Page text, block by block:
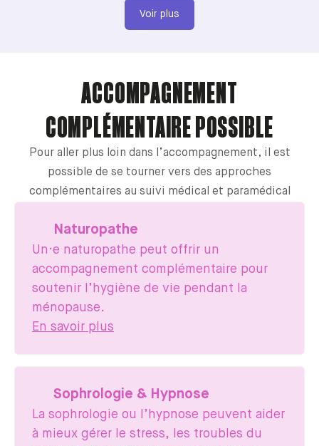
Voir plus
ACCOMPAGNEMENT
COMPLÉMENTAIRE POSSIBLE
Pour aller plus loin dans l’accompagnement, il est
possible de se tourner vers des approches
complémentaires au suivi médical et paramédical
Naturopathe
Un·e naturopathe peut offrir un
accompagnement complémentaire pour
soutenir l’hygiène de vie pendant la
ménopause.
En savoir plus
Sophrologie & Hypnose
La sophrologie ou l’hypnose peuvent aider
à mieux gérer le stress, les troubles du